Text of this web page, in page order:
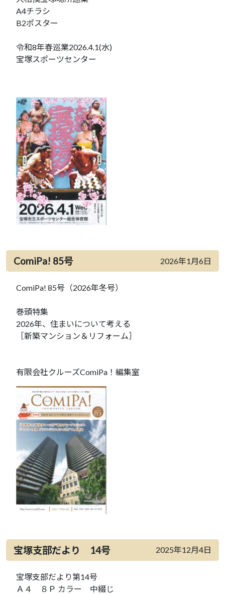
A4チラシ
B2ポスター
令和8年春巡業2026.4.1(水)
宝塚スポーツセンター
ComiPa! 85号 2026年1月6日
ComiPa! 85号（2026年冬号）
巻頭特集
2026年、住まいについて考える
［新築マンション＆リフォーム］
有限会社クルーズComiPa！編集室
宝塚支部だより 14号 2025年12月4日
宝塚支部だより第14号
Ａ４ ８Ｐ カラー 中綴じ